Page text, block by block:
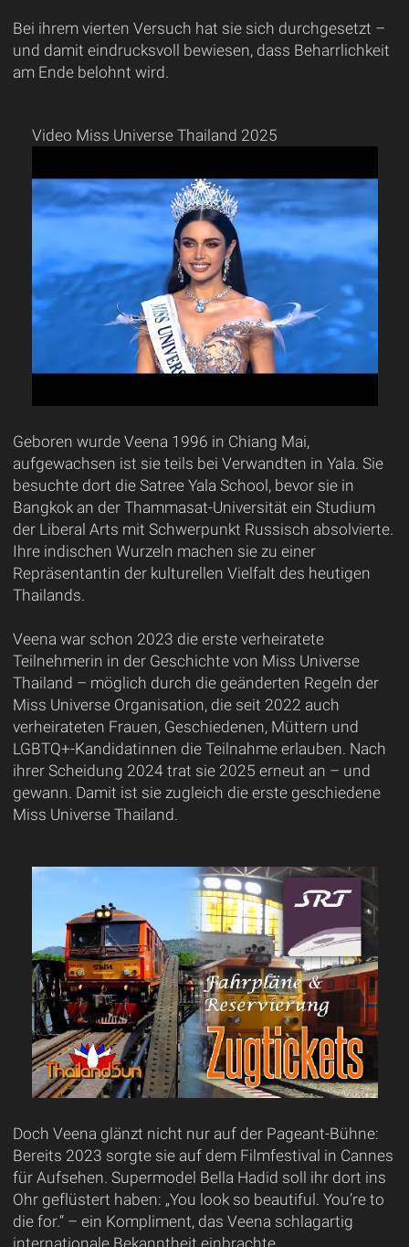
Bei ihrem vierten Versuch hat sie sich durchgesetzt –
und damit eindrucksvoll bewiesen, dass Beharrlichkeit
am Ende belohnt wird.
Video Miss Universe Thailand 2025
Geboren wurde Veena 1996 in Chiang Mai,
aufgewachsen ist sie teils bei Verwandten in Yala. Sie
besuchte dort die Satree Yala School, bevor sie in
Bangkok an der Thammasat-Universität ein Studium
der Liberal Arts mit Schwerpunkt Russisch absolvierte.
Ihre indischen Wurzeln machen sie zu einer
Repräsentantin der kulturellen Vielfalt des heutigen
Thailands.
Veena war schon 2023 die erste verheiratete
Teilnehmerin in der Geschichte von Miss Universe
Thailand – möglich durch die geänderten Regeln der
Miss Universe Organisation, die seit 2022 auch
verheirateten Frauen, Geschiedenen, Müttern und
LGBTQ+-Kandidatinnen die Teilnahme erlauben. Nach
ihrer Scheidung 2024 trat sie 2025 erneut an – und
gewann. Damit ist sie zugleich die erste geschiedene
Miss Universe Thailand.
Doch Veena glänzt nicht nur auf der Pageant-Bühne:
Bereits 2023 sorgte sie auf dem Filmfestival in Cannes
für Aufsehen. Supermodel Bella Hadid soll ihr dort ins
Ohr geflüstert haben: „You look so beautiful. You’re to
die for.“ – ein Kompliment, das Veena schlagartig